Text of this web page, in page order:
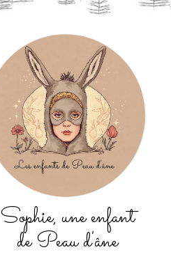
Sophie, une enfant
de Peau d'âne